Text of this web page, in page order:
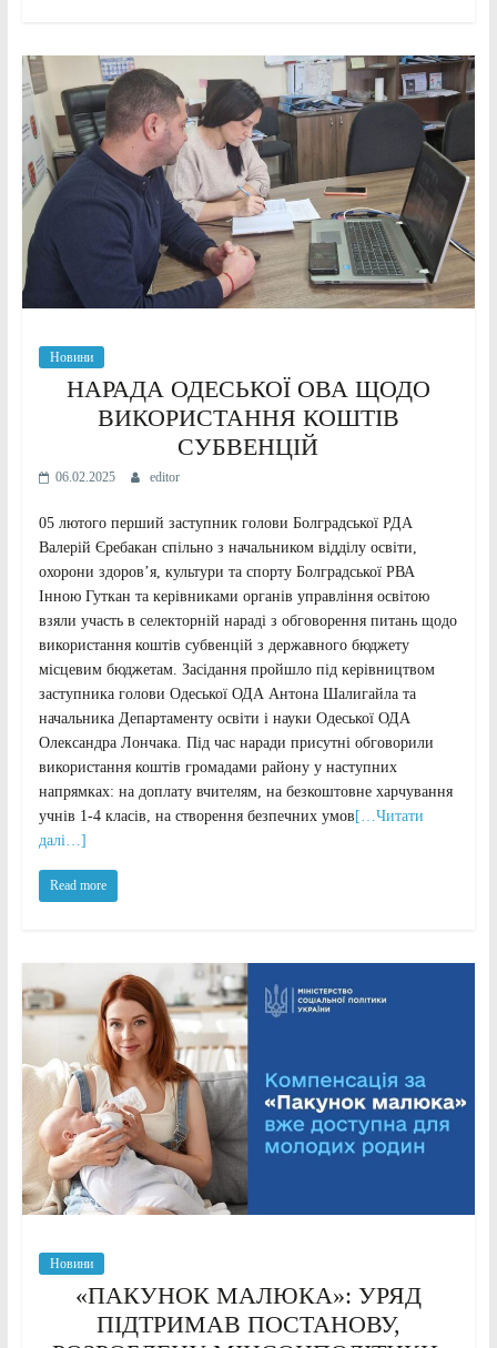
Новини
НАРАДА ОДЕСЬКОЇ ОВА ЩОДО
ВИКОРИСТАННЯ КОШТІВ
СУБВЕНЦІЙ
06.02.2025 editor
05 лютого перший заступник голови Болградської РДА
Валерій Єребакан спільно з начальником відділу освіти,
охорони здоров’я, культури та спорту Болградської РВА
Інною Гуткан та керівниками органів управління освітою
взяли участь в селекторній нараді з обговорення питань щодо
використання коштів субвенцій з державного бюджету
місцевим бюджетам. Засідання пройшло під керівництвом
заступника голови Одеської ОДА Антона Шалигайла та
начальника Департаменту освіти і науки Одеської ОДА
Олександра Лончака. Під час наради присутні обговорили
використання коштів громадами району у наступних
напрямках: на доплату вчителям, на безкоштовне харчування
учнів 1-4 класів, на створення безпечних умов[…Читати
далі…]
Read more
Новини
«ПАКУНОК МАЛЮКА»: УРЯД
ПІДТРИМАВ ПОСТАНОВУ,